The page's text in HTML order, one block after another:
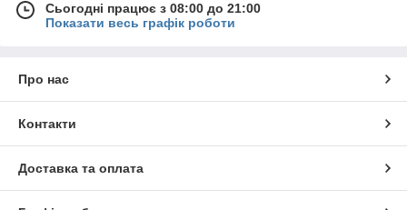
Сьогодні працює з 08:00 до 21:00
Показати весь графік роботи
Про нас
Контакти
Доставка та оплата